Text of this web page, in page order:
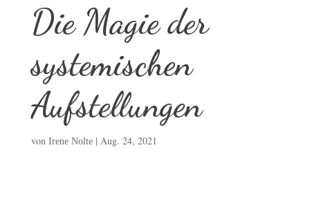
Die Magie der
systemischen
Aufstellungen
von Irene Nolte| Aug. 24, 2021